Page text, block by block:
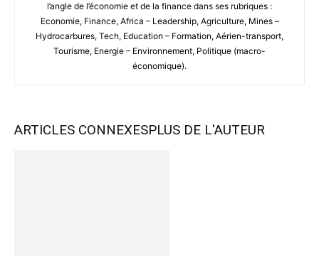
l’angle de l’économie et de la finance dans ses rubriques :
Economie, Finance, Africa – Leadership, Agriculture, Mines –
Hydrocarbures, Tech, Education – Formation, Aérien-transport,
Tourisme, Energie – Environnement, Politique (macro-
économique).
ARTICLES CONNEXESPLUS DE L'AUTEUR